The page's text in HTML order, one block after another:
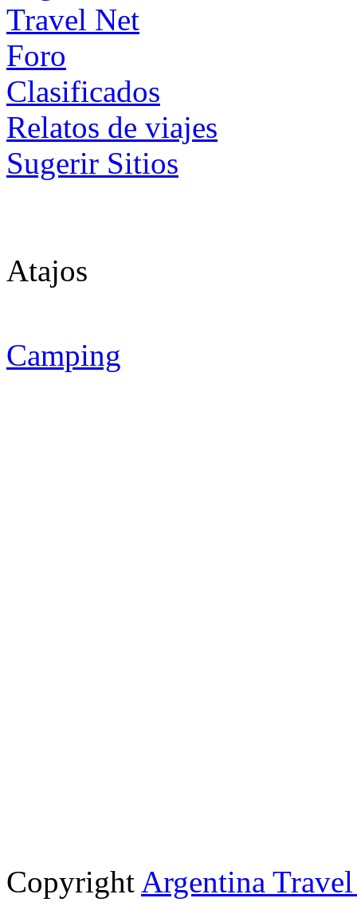
Foro
Clasificados
Relatos de viajes
Sugerir Sitios
Atajos
Camping
Copyright Argentina